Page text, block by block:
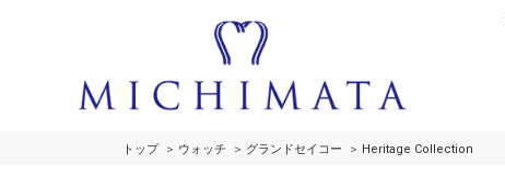
トップ ウォッチ グランドセイコー Heritage Collection